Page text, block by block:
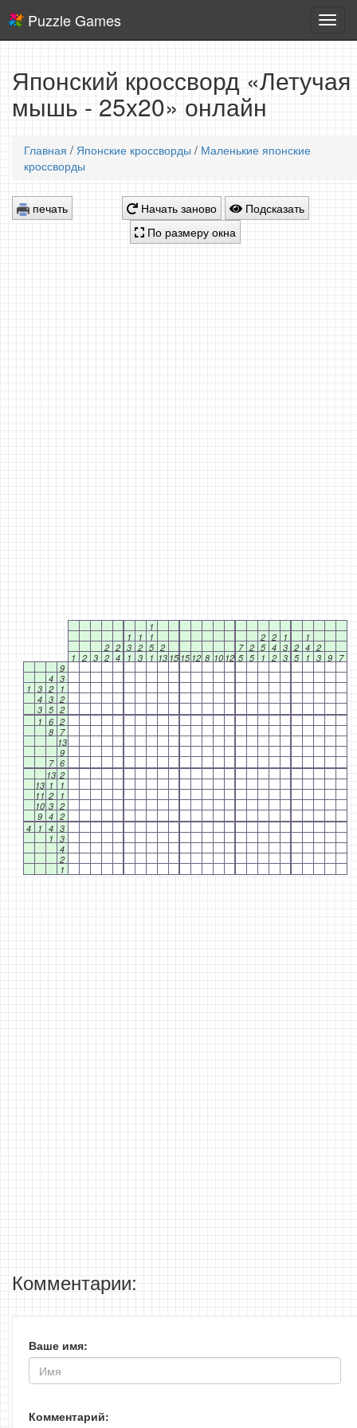
игры
Puzzle Games
Японский кроссворд «Летучая
мышь - 25x20» онлайн
Главная / Японские кроссворды / Маленькие японские
кроссворды
печать Начать заново
Подсказать
По размеру окна
1
1
1 1 2 2 1
1
2 2 3 2 5 2 7 2 5 4 3 2 4 2
1 2 3 2 4 1 3 1 13 15 15 12 8 10 12 5 5 1 2 3 5 1 3 9 7
9
4 3
1 3 2
1
4 3 2
3 5 2
1 6 2
8 7
13
9
7 6
13 2
13 1
1
11 2
1
10 3 2
9 4 2
4
1 4 3
1 3
4
2
1
Комментарии:
Ваше имя:
Комментарий: